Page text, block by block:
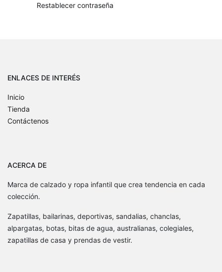
Restablecer contraseña
ENLACES DE INTERÉS
Inicio
Tienda
Contáctenos
ACERCA DE
Marca de calzado y ropa infantil que crea tendencia en cada
colección.
Zapatillas, bailarinas, deportivas, sandalias, chanclas,
alpargatas, botas, bitas de agua, australianas, colegiales,
zapatillas de casa y prendas de vestir.